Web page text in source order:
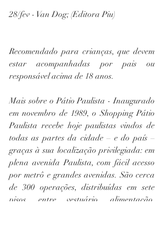
28/fev - Van Dog; (Editora Piu)
Recomendado para crianças, que devem
estar acompanhadas por pais ou
responsável acima de 18 anos.
Mais sobre o Pátio Paulista - Inaugurado
em novembro de 1989, o Shopping Pátio
Paulista recebe hoje paulistas vindos de
todas as partes da cidade – e do país –
graças à sua localização privilegiada: em
plena avenida Paulista, com fácil acesso
por metrô e grandes avenidas. São cerca
de 300 operações, distribuídas em sete
pisos, entre vestuário, alimentação,